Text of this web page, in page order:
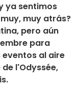
ya sentimos
muy atrás?
pero aún
para
al aire
l'Odyssée,